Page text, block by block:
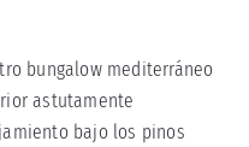
bungalow mediterráneo
astutamente
bajo los pinos